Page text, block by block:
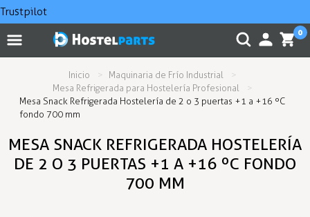
Trustpilot
0
Inicio
Maquinaria de Frío Industrial
Mesa Refrigerada para Hostelería Profesional
Mesa Snack Refrigerada Hostelería de 2 o 3 puertas +1 a +16 ºC
fondo 700 mm
MESA SNACK REFRIGERADA HOSTELERÍA
DE 2 O 3 PUERTAS +1 A +16 ºC FONDO
700 MM